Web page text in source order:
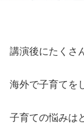
講演後にたくさ
海外で子育てを
子育ての悩みは